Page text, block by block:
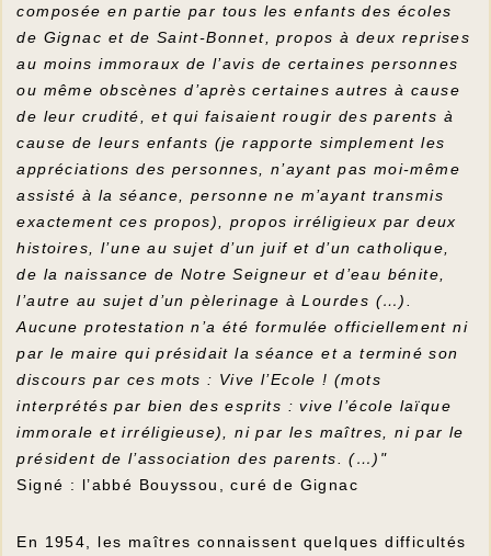
composée en partie par tous les enfants des écoles
de Gignac et de Saint-Bonnet, propos à deux reprises
au moins immoraux de l’avis de certaines personnes
ou même obscènes d’après certaines autres à cause
de leur crudité, et qui faisaient rougir des parents à
cause de leurs enfants (je rapporte simplement les
appréciations des personnes, n’ayant pas moi-même
assisté à la séance, personne ne m’ayant transmis
exactement ces propos), propos irréligieux par deux
histoires, l’une au sujet d’un juif et d’un catholique,
de la naissance de Notre Seigneur et d’eau bénite,
l’autre au sujet d’un pèlerinage à Lourdes (…).
Aucune protestation n’a été formulée officiellement ni
par le maire qui présidait la séance et a terminé son
discours par ces mots : Vive l’Ecole ! (mots
interprétés par bien des esprits : vive l’école laïque
immorale et irréligieuse), ni par les maîtres, ni par le
président de l’association des parents. (…)"
Signé : l’abbé Bouyssou, curé de Gignac
En 1954, les maîtres connaissent quelques difficultés